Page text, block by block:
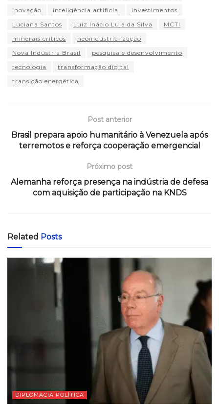
inovação
inteligência artificial
investimentos
Luciana Santos
Luiz Inácio Lula da Silva
MCTI
minerais críticos
neoindustrialização
Nova Indústria Brasil
pesquisa e desenvolvimento
tecnologia
transformação digital
transição energética
Post anterior
Brasil prepara apoio humanitário à Venezuela após
terremotos e reforça cooperação emergencial
Próximo post
Alemanha reforça presença na indústria de defesa
com aquisição de participação na KNDS
Related Posts
DIPLOMACIA POLÍTICA